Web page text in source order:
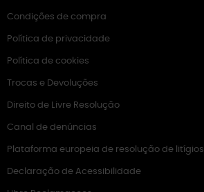
Condições de compra
Política de privacidade
Política de cookies
Trocas e Devoluções
Direito de Livre Resolução
Canal de denúncias
Plataforma europeia de resolução de litígios
Declaração de Acessibilidade